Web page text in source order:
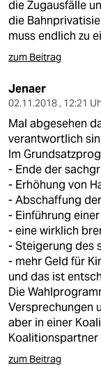
die Zugausfälle
die
muss endlich zu
zum Beitrag
Jenaer
02.11.2018 , 12:21
Mal abgesehen
verantwortlich
Im
- Ende der
- Erhöhung von
- Abschaffung
- Einführung
- eine wirklich
- Steigerung des
- mehr Geld für
und das ist
Die
Versprechungen
aber in einer
Koalitionspartner
zum Beitrag